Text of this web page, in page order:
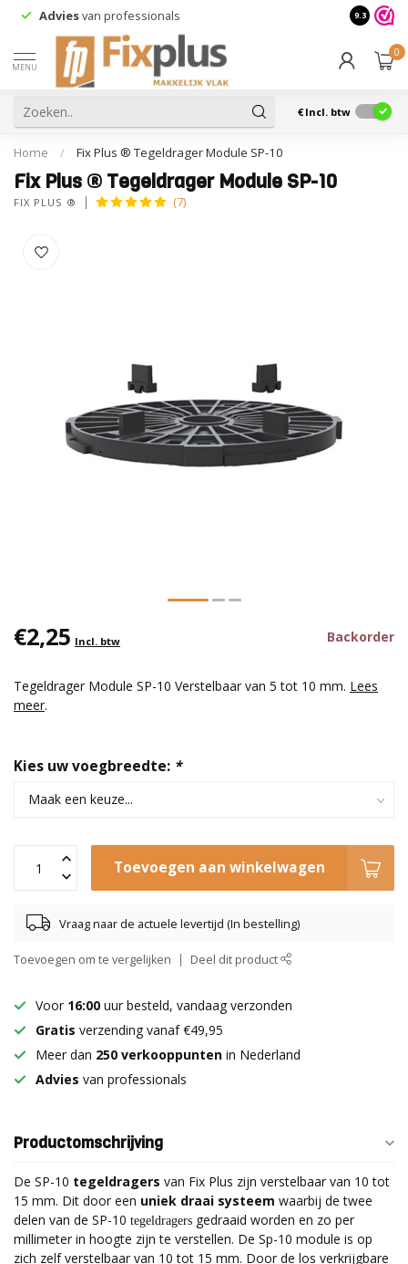
Adviesvan professionals 9.3
MENU
0
€ Incl. btw
Home / Fix Plus ® Tegeldrager Module SP-10
Fix Plus ® Tegeldrager Module SP-10
FIX PLUS ® (7)
€2,25 Incl. btw Backorder
Tegeldrager Module SP-10 Verstelbaar van 5 tot 10 mm. Lees
meer.
Kies uw voegbreedte: *
Toevoegen aan winkelwagen
Vraag naar de actuele levertijd (In bestelling)
Toevoegen om te vergelijken Deel dit product
Voor 16:00 uur besteld, vandaag verzonden
Gratis verzending vanaf €49,95
Meer dan 250 verkooppunten in Nederland
Advies van professionals
Productomschrijving
De SP-10 tegeldragers van Fix Plus zijn verstelbaar van 10 tot
15 mm. Dit door een uniek draai systeem waarbij de twee
delen van de SP-10 tegeldragers gedraaid worden en zo per
millimeter in hoogte zijn te verstellen. De Sp-10 module is op
zich zelf verstelbaar van 10 tot 15 mm. Door de los verkrijgbare